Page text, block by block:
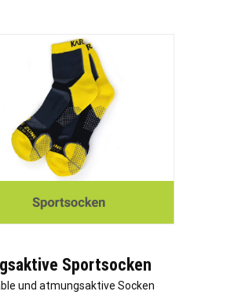
Sportsocken
und atmungsaktive Socken